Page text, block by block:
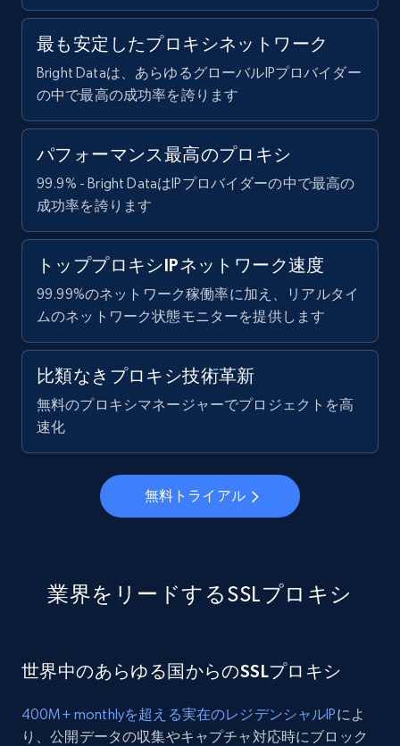
最も安定したプロキシネットワーク
Bright Dataは、あらゆるグローバルIPプロバイダー
の中で最高の成功率を誇ります
パフォーマンス最高のプロキシ
99.9% - Bright DataはIPプロバイダーの中で最高の
成功率を誇ります
トッププロキシIPネットワーク速度
99.99%のネットワーク稼働率に加え、リアルタイ
ムのネットワーク状態モニターを提供します
比類なきプロキシ技術革新
無料のプロキシマネージャーでプロジェクトを高
速化
無料トライアル
業界をリードするSSLプロキシ
世界中のあらゆる国からのSSLプロキシ
400M+ monthlyを超える実在のレジデンシャルIPによ
り、公開データの収集やキャプチャ対応時にブロック